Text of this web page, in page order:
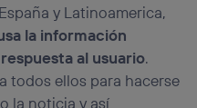
y Latinoamerica,
la información
al usuario.
todos ellos para hacerse
la noticia y así